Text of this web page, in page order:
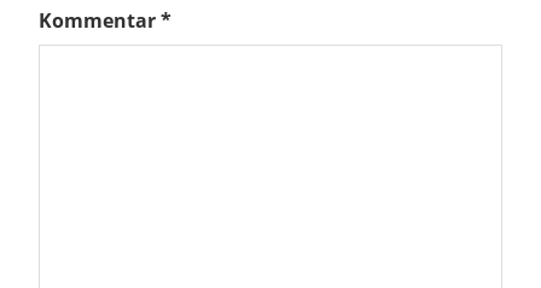
Kommentar*